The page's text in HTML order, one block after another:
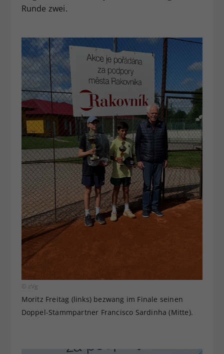
Runde zwei.
© zVg
Moritz Freitag (links) bezwang im Finale seinen
Doppel-Stammpartner Francisco Sardinha (Mitte).